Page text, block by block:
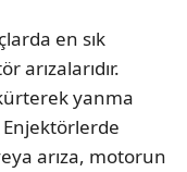
en sık
arızalarıdır.
yanma
arıza, motorun